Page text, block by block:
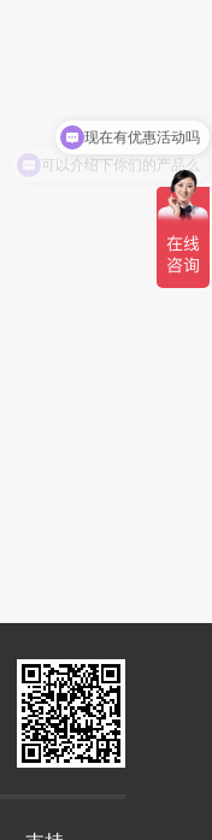
可以介绍下你们的产品么